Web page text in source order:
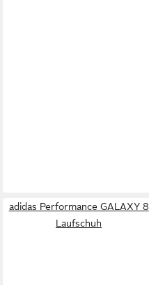
adidas Performance GALAXY 8
Laufschuh